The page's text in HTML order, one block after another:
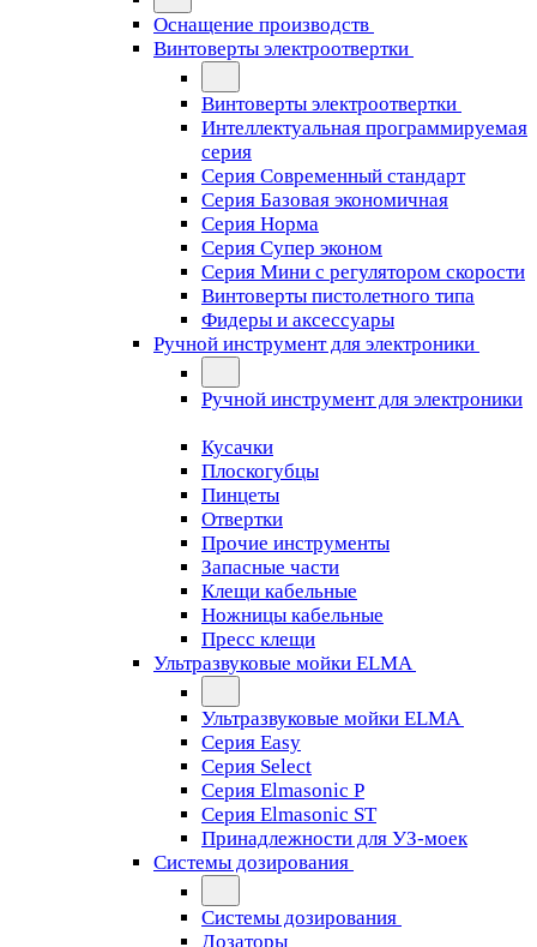
Оснащение производств
Винтоверты электроотвертки
Винтоверты электроотвертки
Интеллектуальная программируемая
серия
Серия Современный стандарт
Серия Базовая экономичная
Серия Норма
Серия Cупер эконом
Серия Мини с регулятором скорости
Винтоверты пистолетного типа
Фидеры и аксессуары
Ручной инструмент для электроники
Ручной инструмент для электроники
Кусачки
Плоскогубцы
Пинцеты
Отвертки
Прочие инструменты
Запасные части
Клещи кабельные
Ножницы кабельные
Пресс клещи
Ультразвуковые мойки ELMA
Ультразвуковые мойки ELMA
Серия Easy
Серия Select
Серия Elmasonic P
Серия Elmasonic ST
Принадлежности для УЗ-моек
Системы дозирования
Системы дозирования
Дозаторы